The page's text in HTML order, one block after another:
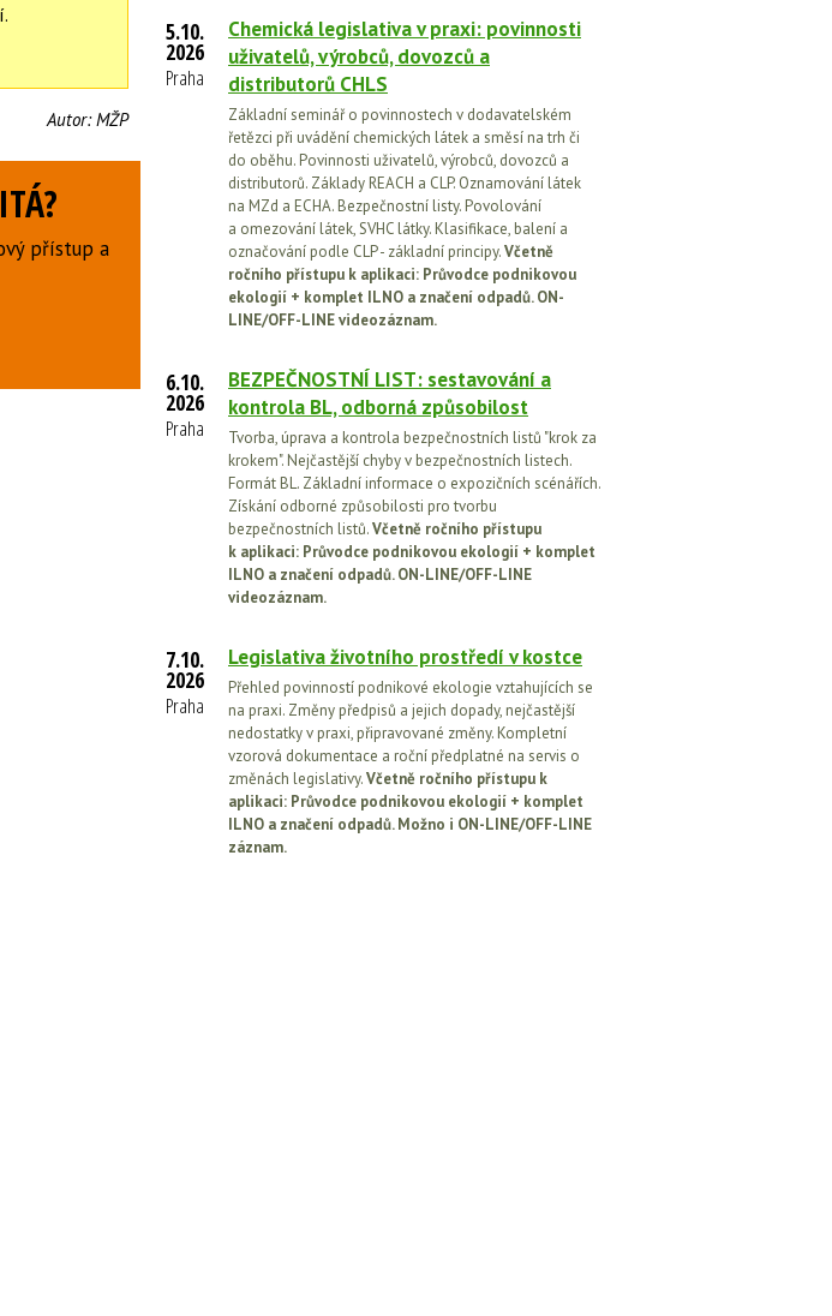
Autor:MŽP
přístup a
5.10.
2026
Praha
Chemická legislativa v praxi: povinnosti
uživatelů, výrobců, dovozců a
distributorů CHLS
Základní seminář o povinnostech v dodavatelském
řetězci při uvádění chemických látek a směsí na trh či
do oběhu. Povinnosti uživatelů, výrobců, dovozců a
distributorů. Základy REACH a CLP. Oznamování látek
na MZd a ECHA. Bezpečnostní listy. Povolování
a omezování látek, SVHC látky. Klasifikace, balení a
označování podle CLP - základní principy.Včetně
ročního přístupu k aplikaci: Průvodce podnikovou
ekologií + komplet ILNO a značení odpadů. ON-
LINE/OFF-LINE videozáznam.
6.10.
2026
Praha
BEZPEČNOSTNÍ LIST: sestavování a
kontrola BL, odborná způsobilost
Tvorba, úprava a kontrola bezpečnostních listů "krok za
krokem". Nejčastější chyby v bezpečnostních listech.
Formát BL. Základní informace o expozičních scénářích.
Získání odborné způsobilosti pro tvorbu
bezpečnostních listů.Včetně ročního přístupu
k aplikaci: Průvodce podnikovou ekologií + komplet
ILNO a značení odpadů. ON-LINE/OFF-LINE
videozáznam.
7.10.
2026
Praha
Legislativa životního prostředí v kostce
Přehled povinností podnikové ekologie vztahujících se
na praxi. Změny předpisů a jejich dopady, nejčastější
nedostatky v praxi, připravované změny. Kompletní
vzorová dokumentace a roční předplatné na servis o
změnách legislativy.Včetně ročního přístupu k
aplikaci: Průvodce podnikovou ekologií + komplet
ILNO a značení odpadů. Možno i ON-LINE/OFF-LINE
záznam.